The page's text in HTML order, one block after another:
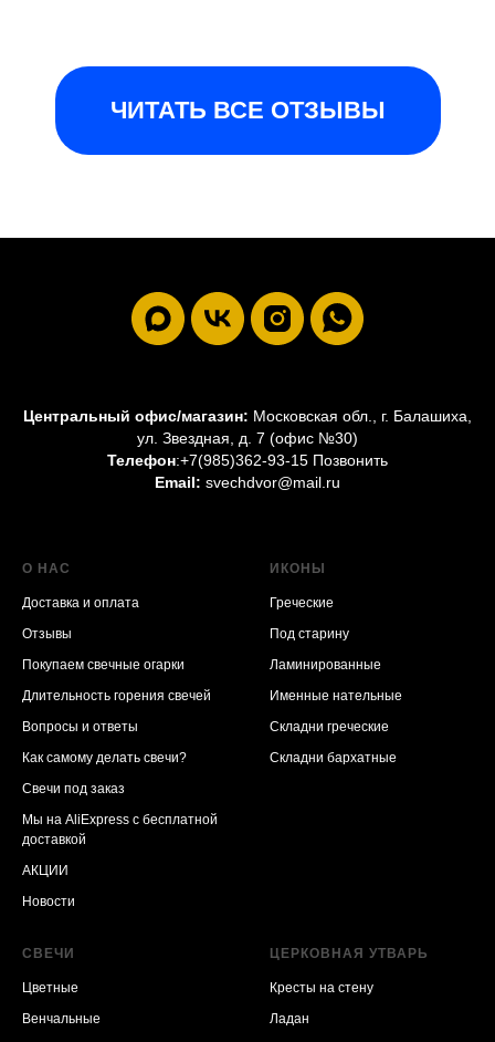
ЧИТАТЬ ВСЕ ОТЗЫВЫ
Центральный офис/магазин: Московская обл., г. Балашиха,
ул. Звездная, д. 7 (офис №30)
Телефон:+7(985)362-93-15 Позвонить
Email: svechdvor@mail.ru
О НАС
Доставка и оплата
Отзывы
Покупаем свечные огарки
Длительность горения свечей
Вопросы и ответы
Как самому делать свечи?
Свечи под заказ
Мы на AliExpress с бесплатной
доставкой
АКЦИИ
Новости
ИКОНЫ
Греческие
Под старину
Ламинированные
Именные нательные
Складни греческие
Складни бархатные
СВЕЧИ
Цветные
Венчальные
ЦЕРКОВНАЯ УТВАРЬ
Кресты на стену
Ладан